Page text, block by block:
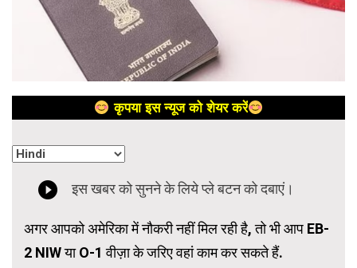
कृपया इस न्यूज को शेयर करें
अगर आपको अमेरिका में नौकरी नहीं मिल रही है, तो भी आप EB-
2 NIW या O-1 वीज़ा के जरिए वहां काम कर सकते हैं.